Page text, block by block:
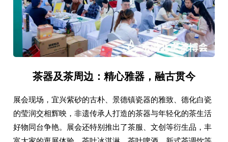
茶器及茶周边：精心雅器，融古贯今
展会现场，宜兴紫砂的古朴、景德镇瓷器的雅致、德化白瓷
的莹润交相辉映，非遗传承人打造的茶器与年轻化的茶生活
好物同台争艳。展会还特别推出了茶服、文创等衍生品，丰